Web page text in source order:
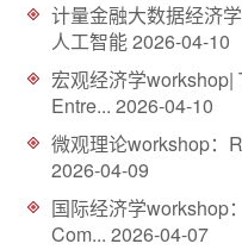
计量金融大数据经济
人工智能2026-04-10
宏观经济学
Entre... 2026-04-10
微观理论workshop：
2026-04-09
国际经济学workshop
Com... 2026-04-07